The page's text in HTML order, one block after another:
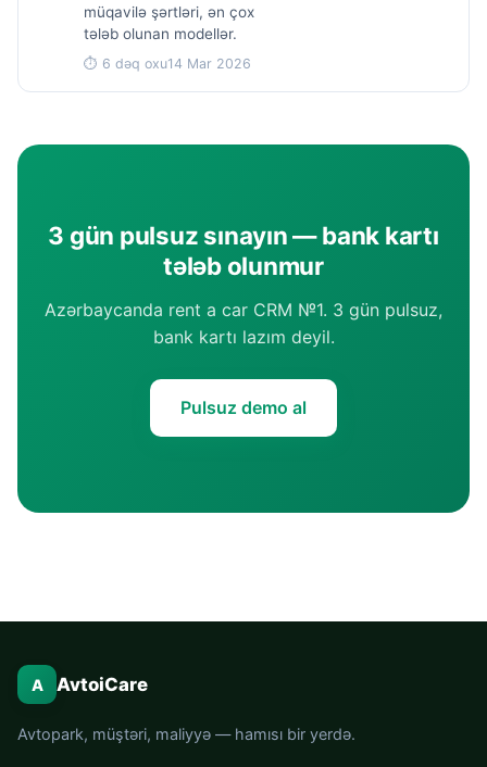
müqavilə şərtləri, ən çox
tələb olunan modellər.
⏱ 6 dəq oxu14 Mar 2026
3 gün pulsuz sınayın — bank kartı
tələb olunmur
Azərbaycanda rent a car CRM №1. 3 gün pulsuz,
bank kartı lazım deyil.
Pulsuz demo al
A AvtoiCare
Avtopark, müştəri, maliyyə — hamısı bir yerdə.